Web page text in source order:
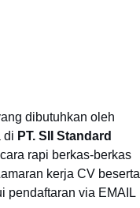
dibutuhkan oleh
di PT. SII Standard
rapi berkas-berkas
kerja CV beserta
pendaftaran via EMAIL